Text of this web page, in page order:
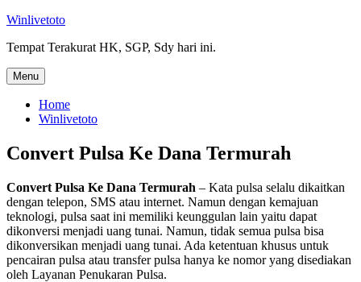
Skip
content
Winlivetoto
Tempat Terakurat HK, SGP, Sdy hari ini.
Menu
Home
Winlivetoto
Convert Pulsa Ke Dana Termurah
Convert Pulsa Ke Dana Termurah – Kata pulsa selalu dikaitkan
dengan telepon, SMS atau internet. Namun dengan kemajuan
teknologi, pulsa saat ini memiliki keunggulan lain yaitu dapat
dikonversi menjadi uang tunai. Namun, tidak semua pulsa bisa
dikonversikan menjadi uang tunai. Ada ketentuan khusus untuk
pencairan pulsa atau transfer pulsa hanya ke nomor yang disediakan
oleh Layanan Penukaran Pulsa.